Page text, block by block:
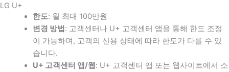
LG U+
한도: 월 최대 100만원
변경 방법 : 고객센터나 U+ 고객센터 앱을 통해 한도 조정
이 가능하며, 고객의 신용 상태에 따라 한도가 다를 수 있
습니다.
U+ 고객센터 앱/웹 : U+ 고객센터 앱 또는 웹사이트에서 소